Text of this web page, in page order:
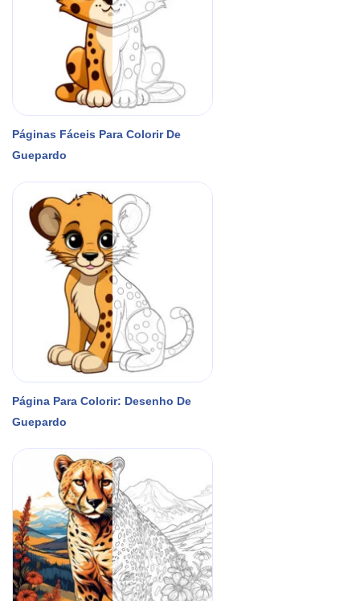
Páginas Fáceis Para Colorir De
Guepardo
Página Para Colorir: Desenho De
Guepardo